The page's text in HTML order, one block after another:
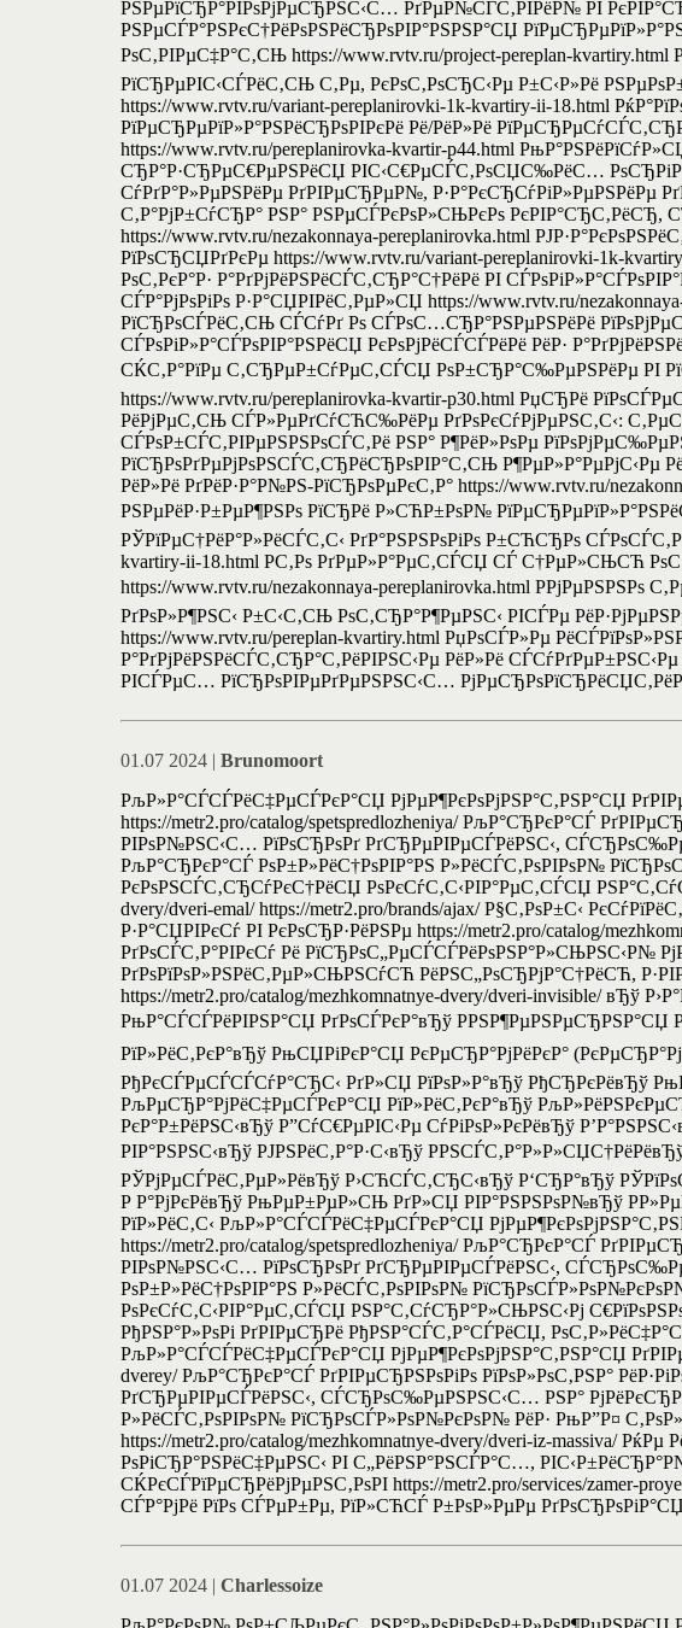
РЅРµРїСЂР°РІРѕРјРµСЂРЅС‹С… РґРµР№СЃС‚РІРёР№ РІ
РЅРµСЃР°РЅРєС†РёРѕРЅРёСЂРѕРІР°РЅРЅР°СЏ
РѕС‚РІРµС‡Р°С‚СЊ https://www.rvtv.ru/project-pereplan-
РїСЂРµРІС‹СЃРёС‚СЊ С‚Рµ, РєРѕС‚РѕСЂС‹Рµ Р±С‹Р»Рё
https://www.rvtv.ru/variant-pereplanirovki-1k-kvartiry-ii-18.html
РїРµСЂРµРїР»Р°РЅРёСЂРѕРІРєРё Рё/РёР»Рё
https://www.rvtv.ru/pereplanirovka-kvartir-p44.html
СЂР°Р·СЂРµС€РµРЅРёСЏ РІС‹С€РµСЃС‚РѕСЏС‰РёС…
СѓРґР°Р»РµРЅРёРµ РґРІРµСЂРµР№,
С‚Р°РјР±СѓСЂР° РЅР° РЅРµСЃРєРѕР»СЊРєРѕ РєРІР°СЂС‚РёСЂ,
https://www.rvtv.ru/nezakonnaya-pereplanirovka.html
РїРѕСЂСЏРґРєРµ https://www.rvtv.ru/variant-pereplanirovki-1k-
РѕС‚РєР°Р· Р°РґРјРёРЅРёСЃС‚СЂР°С†РёРё РІ
СЃР°РјРѕРіРѕ Р·Р°СЏРІРёС‚РµР»СЏ https://www.rvtv.ru/
РїСЂРѕСЃРёС‚СЊ СЃСѓРґ Рѕ СЃРѕС…СЂР°РЅРµРЅРёРё
СЃРѕРіР»Р°СЃРѕРІР°РЅРёСЏ РєРѕРјРёСЃСЃРёРё РёР·
СЌС‚Р°РїРµ С‚СЂРµР±СѓРµС‚СЃСЏ РѕР±СЂР°С‰РµРЅРёРµ РІ
https://www.rvtv.ru/pereplanirovka-kvartir-p30.html РџСЂРё
РёРјРµС‚СЊ СЃР»РµРґСѓСЋС‰РёРµ РґРѕРєСѓРјРµРЅС‚С‹:
СЃРѕР±СЃС‚РІРµРЅРЅРѕСЃС‚Рё РЅР° Р¶РёР»РѕРµ
РїСЂРѕРґРµРјРѕРЅСЃС‚СЂРёСЂРѕРІР°С‚СЊ Р¶РµР»Р°РµРјС‹Рµ
РёР»Рё РґРёР·Р°Р№РЅ-РїСЂРѕРµРєС‚Р° https://www.rvtv.ru/
РЅРµРёР·Р±РµР¶РЅРѕ РїСЂРё Р»СЋР±РѕР№
РЎРїРµС†РёР°Р»РёСЃС‚С‹ РґР°РЅРЅРѕРіРѕ Р±СЋСЂРѕ
kvartiry-ii-18.html Р­С‚Рѕ РґРµР»Р°РµС‚СЃСЏ СЃ С†РµР»СЊСЋ
https://www.rvtv.ru/nezakonnaya-pereplanirovka.html
РґРѕР»Р¶РЅС‹ Р±С‹С‚СЊ РѕС‚СЂР°Р¶РµРЅС‹ РІСЃРµ
https://www.rvtv.ru/pereplan-kvartiry.html РџРѕСЃР»Рµ
Р°РґРјРёРЅРёСЃС‚СЂР°С‚РёРІРЅС‹Рµ РёР»Рё
РІСЃРµС… РїСЂРѕРІРµРґРµРЅРЅС‹С…
01.07 2024 | Brunomoort
РљР»Р°СЃСЃРёС‡РµСЃРєР°СЏ РјРµР¶РєРѕРјРЅР°С‚РЅР°СЏ
https://metr2.pro/catalog/spetspredlozheniya/ РљР°СЂРєР°СЃ
РІРѕР№РЅС‹С… РїРѕСЂРѕРґ РґСЂРµРІРµСЃРёРЅС‹,
РљР°СЂРєР°СЃ РѕР±Р»РёС†РѕРІР°РЅ Р»РёСЃС‚РѕРІРѕР№
РєРѕРЅСЃС‚СЂСѓРєС†РёСЏ РѕРєСѓС‚С‹РІР°РµС‚СЃСЏ
dvery/dveri-emal/ https://metr2.pro/brands/ajax/ Р§С‚РѕР±С‹
Р·Р°СЏРІРєСѓ РІ РєРѕСЂР·РёРЅРµ https://metr2.pro/catalog/
РґРѕСЃС‚Р°РІРєСѓ Рё РїСЂРѕС„РµСЃСЃРёРѕРЅР°Р»СЊРЅС‹Р№
РґРѕРїРѕР»РЅРёС‚РµР»СЊРЅСѓСЋ РёРЅС„РѕСЂРјР°С†РёСЋ,
https://metr2.pro/catalog/mezhkomnatnye-dvery/dveri-invisible/ вЂў
РњР°СЃСЃРёРІРЅР°СЏ РґРѕСЃРєР°вЂў РРЅР¶РµРЅРµСЂРЅР°СЏ
РїР»РёС‚РєР°вЂў РњСЏРіРєР°СЏ РєРµСЂР°РјРёРєР°
РђРєСЃРµСЃСЃСѓР°СЂС‹ РґР»СЏ РїРѕР»Р°вЂў РђСЂРєРёвЂў
РљРµСЂР°РјРёС‡РµСЃРєР°СЏ РїР»РёС‚РєР°вЂў
РєР°Р±РёРЅС‹вЂў Р”СѓС€РµРІС‹Рµ СѓРіРѕР»РєРёвЂў
РІР°РЅРЅС‹вЂў РЈРЅРёС‚Р°Р·С‹вЂў
РЎРјРµСЃРёС‚РµР»РёвЂў Р›СЋСЃС‚СЂС‹вЂў Р‘СЂР°вЂў
Р Р°РјРєРёвЂў РњРµР±РµР»СЊ РґР»СЏ РІР°РЅРЅРѕР№вЂў
РїР»РёС‚С‹ РљР»Р°СЃСЃРёС‡РµСЃРєР°СЏ
https://metr2.pro/catalog/spetspredlozheniya/ РљР°СЂРєР°СЃ
РІРѕР№РЅС‹С… РїРѕСЂРѕРґ РґСЂРµРІРµСЃРёРЅС‹,
РѕР±Р»РёС†РѕРІР°РЅ Р»РёСЃС‚РѕРІРѕР№
РѕРєСѓС‚С‹РІР°РµС‚СЃСЏ РЅР°С‚СѓСЂР°Р»СЊРЅС‹Рј
РђРЅР°Р»РѕРі РґРІРµСЂРё РђРЅР°СЃС‚Р°СЃРёСЏ,
РљР»Р°СЃСЃРёС‡РµСЃРєР°СЏ РјРµР¶РєРѕРјРЅР°С‚РЅР°СЏ
dverey/ РљР°СЂРєР°СЃ РґРІРµСЂРЅРѕРіРѕ РїРѕР»РѕС‚РЅР°
РґСЂРµРІРµСЃРёРЅС‹, СЃСЂРѕС‰РµРЅРЅС‹С… РЅР°
Р»РёСЃС‚РѕРІРѕР№ РїСЂРѕСЃР»РѕР№РєРѕР№ РёР· РњР”Р¤
https://metr2.pro/catalog/mezhkomnatnye-dvery/dveri-iz-massiva/
РѕРіСЂР°РЅРёС‡РµРЅС‹ РІ С„РёРЅР°РЅСЃР°С…,
СЌРєСЃРїРµСЂРёРјРµРЅС‚РѕРІ https://metr2.pro/services/zamer-
СЃР°РјРё РїРѕ СЃРµР±Рµ, РїР»СЋСЃ Р±РѕР»РµРµ
01.07 2024 | Charlessoize